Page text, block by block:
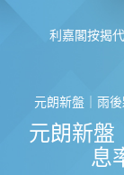
利嘉閣按揭
元朗新盤｜雨
元朗新盤
息